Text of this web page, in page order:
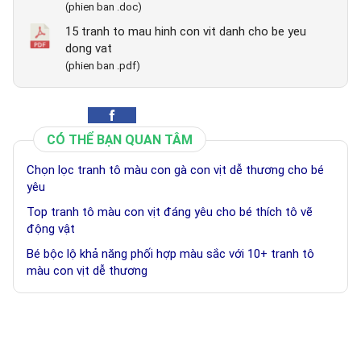
(phien ban .doc)
15 tranh to mau hinh con vit danh cho be yeu
dong vat
(phien ban .pdf)
CÓ THỂ BẠN QUAN TÂM
Chọn lọc tranh tô màu con gà con vịt dễ thương cho bé
yêu
Top tranh tô màu con vịt đáng yêu cho bé thích tô vẽ
động vật
Bé bộc lộ khả năng phối hợp màu sắc với 10+ tranh tô
màu con vịt dễ thương